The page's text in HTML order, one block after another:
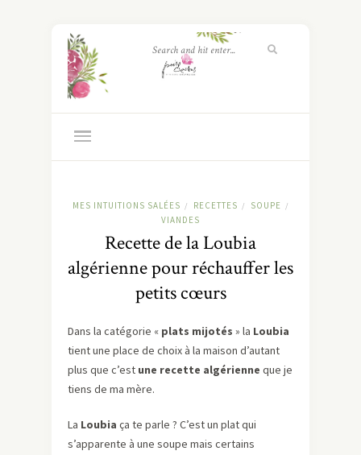
MES INTUITIONS SALÉES / RECETTES / SOUPE /
VIANDES
Recette de la Loubia
algérienne pour réchauffer les
petits cœurs
Dans la catégorie « plats mijotés » la Loubia
tient une place de choix à la maison d’autant
plus que c’est une recette algérienne que je
tiens de ma mère.
La Loubia ça te parle ? C’est un plat qui
s’apparente à une soupe mais certains